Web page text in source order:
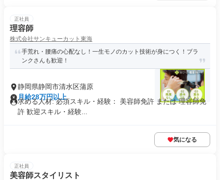
正社員
理容師
株式会社サンキューカット東海
手荒れ・腰痛の心配なし！一生モノのカット技術が身につく！ブラ
ンクさんも歓迎！
静岡県静岡市清水区蒲原
月給28万円以上
求める人材: 必須スキル・経験： 美容師免許 または 理容師免
許 歓迎スキル・経験...
気になる
正社員
美容師スタイリスト